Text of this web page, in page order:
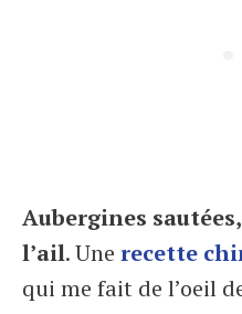
Aubergines
l’ail. Une recette
qui me fait de l’oeil